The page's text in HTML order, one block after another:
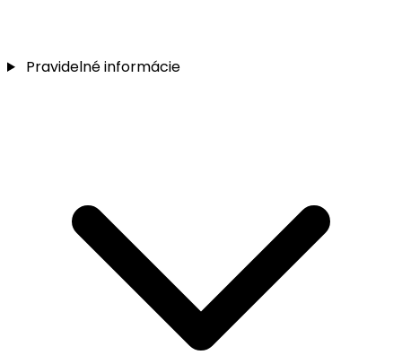
Pravidelné informácie